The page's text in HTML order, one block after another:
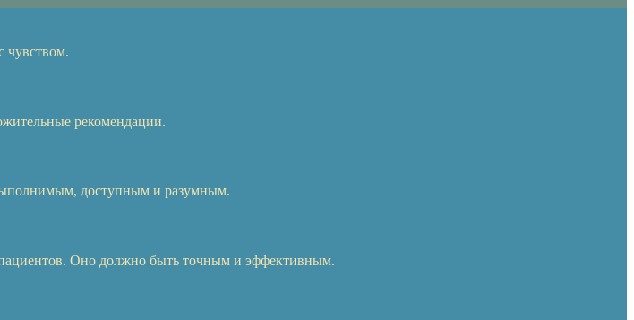
чувством.
рекомендации.
доступным и разумным.
Оно должно быть точным и эффективным.